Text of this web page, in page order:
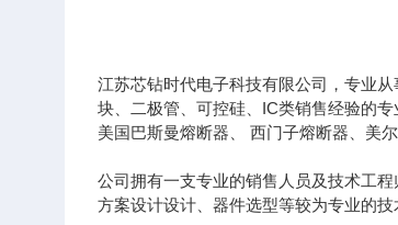
江苏芯钻时代电子科技有限公司，专业
块、二极管、可控硅、IC类销售经验的
美国巴斯曼熔断器、 西门子熔断器、美
公司拥有一支专业的销售人员及技术工
方案设计设计、器件选型等较为专业的